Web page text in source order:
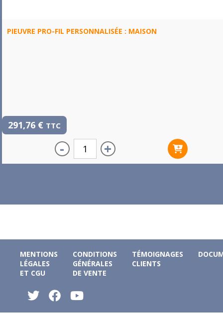
PIEUVRE PRO-FIL PERSONNALISÉE : MAISON
291,76 € TTC
- +
MENTIONS
LÉGALES
ET CGU
CONDITIONS
GÉNÉRALES
DE VENTE
TÉMOIGNAGES
CLIENTS